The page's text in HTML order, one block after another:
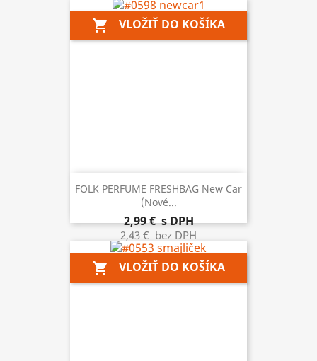
shopping_cart VLOŽIŤ DO KOŠÍKA
FOLK PERFUME FRESHBAG New Car
(nové...
2,99 €s DPH
2,43 € bez DPH
shopping_cart VLOŽIŤ DO KOŠÍKA